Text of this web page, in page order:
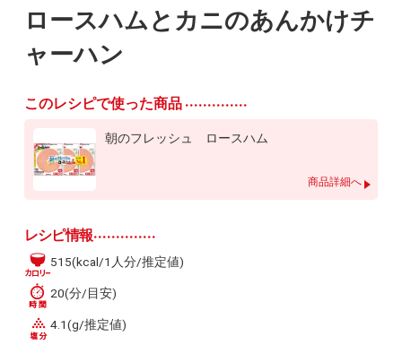
ロースハムとカニのあんかけチ
ャーハン
このレシピで使った商品
朝のフレッシュ ロースハム
商品詳細へ
レシピ情報
515(kcal/1人分/推定値)
20(分/目安)
4.1(g/推定値)